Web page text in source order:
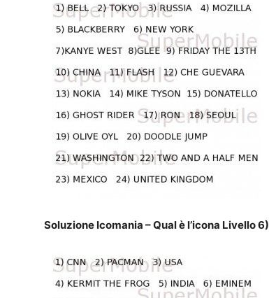
Soluzione Icomania – Qual è l’icona Livello 6)